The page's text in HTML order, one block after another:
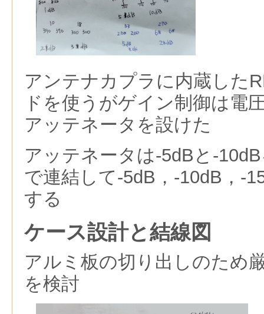
アンテナカプラに内蔵した
ドを使うがゲイン制御は電
アッテネータを設けた
アッテネータは-5dBと-
で連結して-5dB，-10dB，-
する
ケース設計と結線図
アルミ板の切り出しのため
を検討